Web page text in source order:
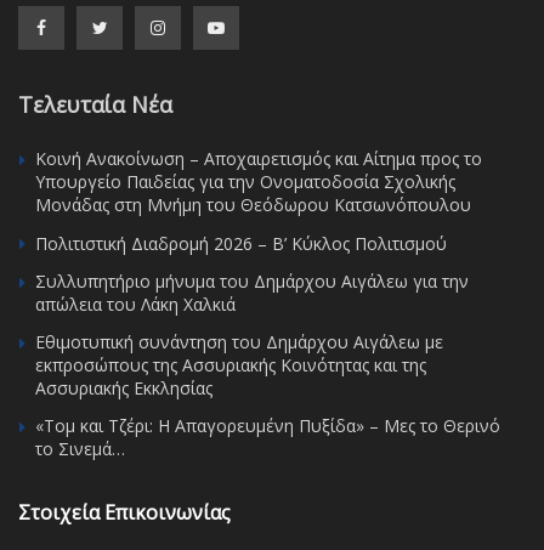
Τελευταία Νέα
Κοινή Ανακοίνωση – Αποχαιρετισμός και Αίτημα προς το
Υπουργείο Παιδείας για την Ονοματοδοσία Σχολικής
Μονάδας στη Μνήμη του Θεόδωρου Κατσωνόπουλου
Πολιτιστική Διαδρομή 2026 – Β’ Κύκλος Πολιτισμού
Συλλυπητήριο μήνυμα του Δημάρχου Αιγάλεω για την
απώλεια του Λάκη Χαλκιά
Εθιμοτυπική συνάντηση του Δημάρχου Αιγάλεω με
εκπροσώπους της Ασσυριακής Κοινότητας και της
Ασσυριακής Εκκλησίας
«Τομ και Τζέρι: Η Απαγορευμένη Πυξίδα» – Μες το Θερινό
το Σινεμά…
Στοιχεία Επικοινωνίας